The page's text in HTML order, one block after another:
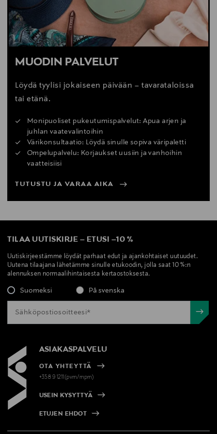
Digitaalinen osoite
infoes@mayoral.com
Avainsanat
juhlatoppi, juhlapusero lapset
MUODIN PALVELUT
Löydä tyylisi jokaiseen päivään – tavarataloissa
tai etänä.
Monipuoliset pukeutumispalvelut: Apua arjen ja
juhlan vaatevalintoihin
Värikonsultaatio: Löydä sinulle sopiva väripaletti
Ompelupalvelu: Korjaukset uusiin ja vanhoihin
vaatteisiisi
TUTUSTU JA VARAA AIKA
TILAA UUTISKIRJE – ETUSI –10 %
Uutiskirjeestämme löydät parhaat edut ja ajankohtaiset uutuudet.
Uutena tilaajana lähetämme sinulle etukoodin, jolla saat 10 %:n
alennuksen normaalihintaisesta kertaostoksesta.
Suomeksi På svenska
ASIAKASPALVELU
OTA YHTEYTTÄ
+358 9 1211(pvm/mpm)
USEIN KYSYTTYÄ
ETUJEN EHDOT